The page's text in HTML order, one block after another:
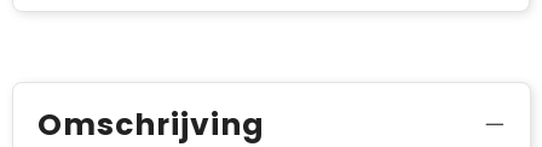
Omschrijving